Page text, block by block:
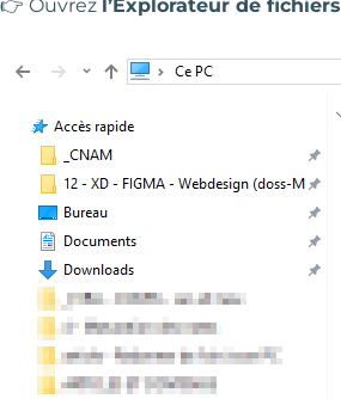
👉 Ouvrez l’Explorateur de fichiers